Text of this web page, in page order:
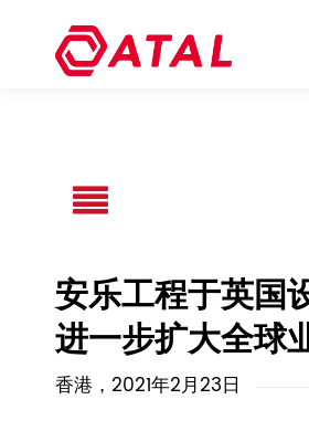
安乐工程于英国
进一步扩大全球
香港，2021年2月23日